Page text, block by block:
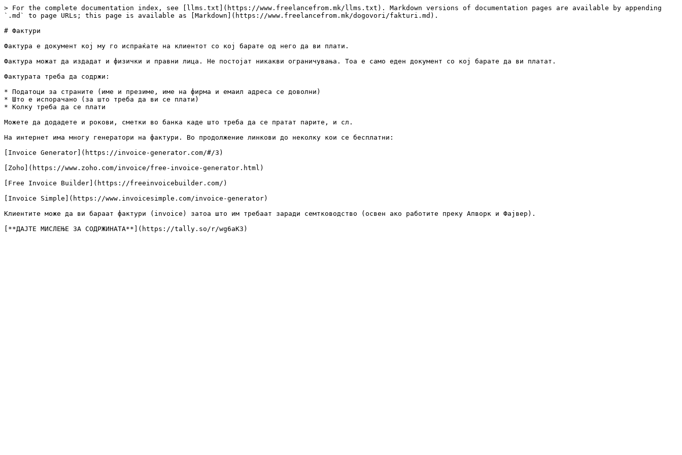
> For the complete documentation index, see [llms.txt](https://www.freelancefrom.mk/llms.txt). Markdown versions of documentation pages are available by appending
`.md` to page URLs; this page is available as [Markdown](https://www.freelancefrom.mk/dogovori/fakturi.md).
# Фактури
Фактура е документ кој му го испраќате на клиентот со кој барате од него да ви плати.
Фактура можат да издадат и физички и правни лица. Не постојат никакви ограничувања. Тоа е само еден документ со кој барате да ви платат.
Фактурата треба да содржи:
* Податоци за страните (име и презиме, име на фирма и емаил адреса се доволни)
* Што е испорачано (за што треба да ви се плати)
* Колку треба да се плати
Можете да додадете и рокови, сметки во банка каде што треба да се пратат парите, и сл.
На интернет има многу генератори на фактури. Во продолжение линкови до неколку кои се бесплатни:
[Invoice Generator](https://invoice-generator.com/#/3)
[Zoho](https://www.zoho.com/invoice/free-invoice-generator.html)
[Free Invoice Builder](https://freeinvoicebuilder.com/)
[Invoice Simple](https://www.invoicesimple.com/invoice-generator)
Клиентите може да ви бараат фактури (invoice) затоа што им требаат заради семтководство (освен ако работите преку Апворк и Фајвер).